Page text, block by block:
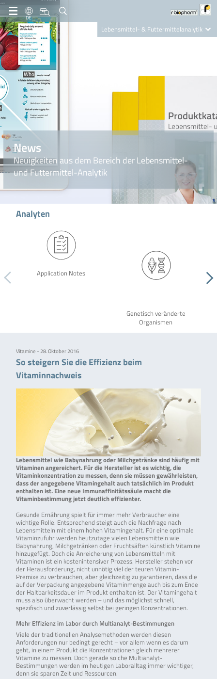
DE
Lebensmittel- & Futtermittelanalytik
Nutrition Care
News
Neuigkeiten aus dem Bereich der Lebensmittel-
und Futtermittel-Analytik
Analyten
Application Notes
Genetisch veränderte
Organismen
Vitamine - 28. Oktober 2016
So steigern Sie die Effizienz beim
Vitaminnachweis
Lebensmittel wie Babynahrung oder Milchgetränke sind häufig mit
Vitaminen angereichert. Für die Hersteller ist es wichtig, die
Vitaminkonzentration zu messen, denn sie müssen gewährleisten,
dass der angegebene Vitamingehalt auch tatsächlich im Produkt
enthalten ist. Eine neue Immunaffinitätssäule macht die
Vitaminbestimmung jetzt deutlich effizienter.
Gesunde Ernährung spielt für immer mehr Verbraucher eine
wichtige Rolle. Entsprechend steigt auch die Nachfrage nach
Lebensmitteln mit einem hohen Vitamingehalt. Für eine optimale
Vitaminzufuhr werden heutzutage vielen Lebensmitteln wie
Babynahrung, Milchgetränken oder Fruchtsäften künstlich Vitamine
hinzugefügt. Doch die Anreicherung von Lebensmitteln mit
Vitaminen ist ein kostenintensiver Prozess. Hersteller stehen vor
der Herausforderung, nicht unnötig viel der teuren Vitamin-
Premixe zu verbrauchen, aber gleichzeitig zu garantieren, dass die
auf der Verpackung angegebene Vitaminmenge auch bis zum Ende
der Haltbarkeitsdauer im Produkt enthalten ist. Der Vitamingehalt
muss also überwacht werden – und das möglichst schnell,
spezifisch und zuverlässig selbst bei geringen Konzentrationen.
Mehr Effizienz im Labor durch Multianalyt-Bestimmungen
Viele der traditionellen Analysemethoden werden diesen
Anforderungen nur bedingt gerecht – vor allem wenn es darum
geht, in einem Produkt die Konzentrationen gleich mehrerer
Vitamine zu messen. Doch gerade solche Multianalyt-
Bestimmungen werden im heutigen Laboralltag immer wichtiger,
denn sie sparen Zeit und Ressourcen.